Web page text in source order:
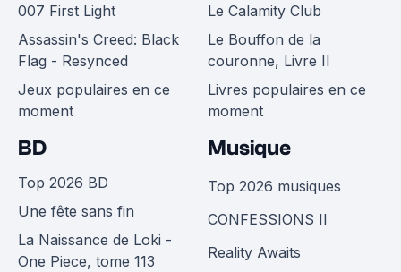
007 First Light
Assassin's Creed: Black
Flag - Resynced
Jeux populaires en ce
moment
Le Calamity Club
Le Bouffon de la
couronne, Livre II
Livres populaires en ce
moment
BD
Top 2026 BD
Une fête sans fin
La Naissance de Loki -
One Piece, tome 113
Musique
Top 2026 musiques
CONFESSIONS II
Reality Awaits